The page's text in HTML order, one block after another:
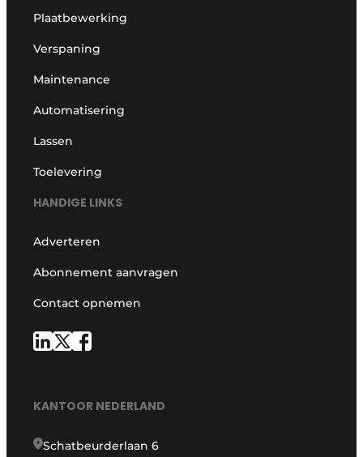
Plaatbewerking
Verspaning
Maintenance
Automatisering
Lassen
Toelevering
HANDIGE LINKS
Adverteren
Abonnement aanvragen
Contact opnemen
KANTOOR NEDERLAND
Schatbeurderlaan 6